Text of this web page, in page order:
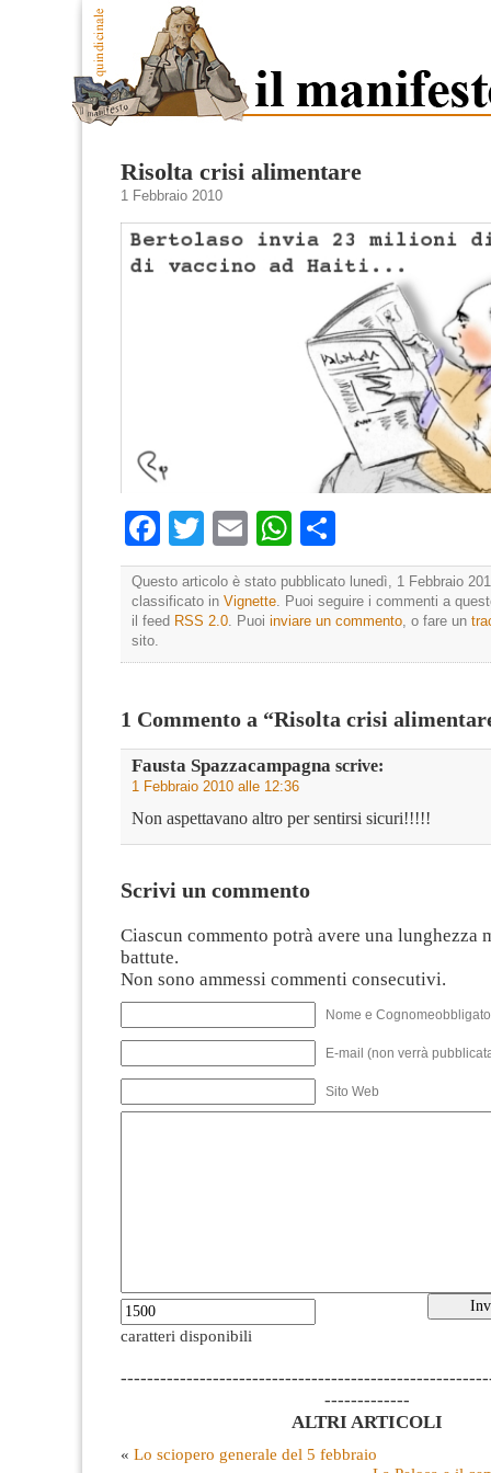
Risolta crisi alimentare
1 Febbraio 2010
Facebook
TwitterEmailWhatsApp
Questo articolo è stato pubblicato lunedì, 1 Febbraio
classificato in Vignette. Puoi seguire i commenti a
il feed RSS 2.0. Puoi inviare un commento, o fare un
sito.
1 Commento a “Risolta crisi
Fausta Spazzacampagna scrive:
1 Febbraio 2010 alle 12:36
Non aspettavano altro per sentirsi sicuri!!!!!
Scrivi un commento
Ciascun commento potrà avere una lunghezza
battute.
Non sono ammessi commenti consecutivi.
Nome e
E-mail (non verrà
Sito Web
caratteri disponibili
-------------
ALTRI ARTICOLI
« Lo sciopero generale del 5 febbraio